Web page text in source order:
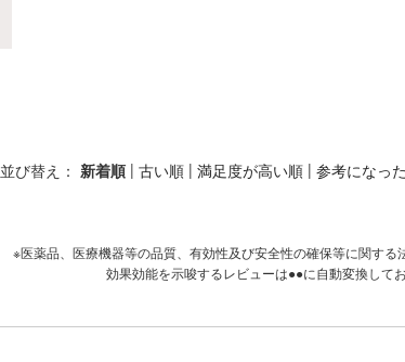
並び替え： 新着順 | 古い順 | 満足度が高い順 | 参考になっ
※医薬品、医療機器等の品質、有効性及び安全性の確保等に関する
効果効能を示唆するレビューは●●に自動変換してお